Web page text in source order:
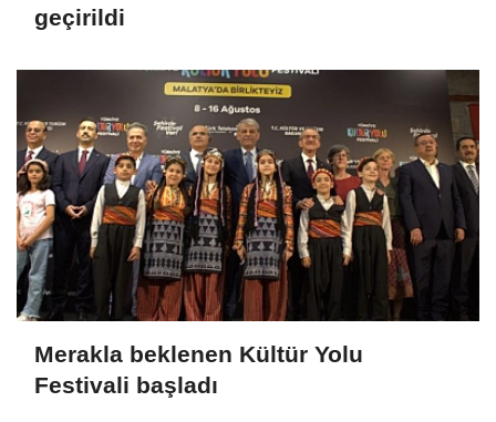
geçirildi
Merakla beklenen Kültür Yolu
Festivali başladı